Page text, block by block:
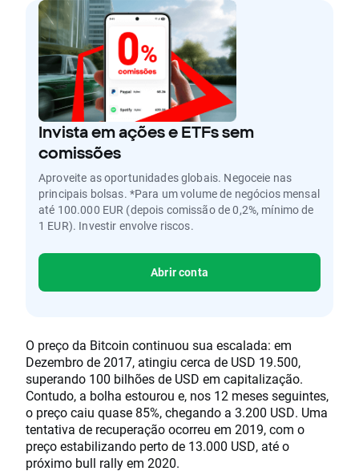
Invista em ações e ETFs sem
comissões
Aproveite as oportunidades globais. Negoceie nas
principais bolsas. *Para um volume de negócios mensal
até 100.000 EUR (depois comissão de 0,2%, mínimo de
1 EUR). Investir envolve riscos.
Abrir conta
O preço da Bitcoin continuou sua escalada: em
Dezembro de 2017, atingiu cerca de USD 19.500,
superando 100 bilhões de USD em capitalização.
Contudo, a bolha estourou e, nos 12 meses seguintes,
o preço caiu quase 85%, chegando a 3.200 USD. Uma
tentativa de recuperação ocorreu em 2019, com o
preço estabilizando perto de 13.000 USD, até o
próximo bull rally em 2020.